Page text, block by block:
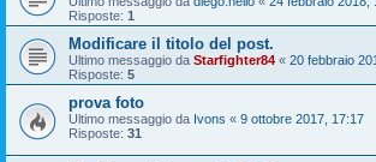
Risposte: 1
Modificare il titolo del post.
Ultimo messaggio da Starfighter84 « 20 febbraio
Risposte: 5
prova foto
Ultimo messaggio da Ivons « 9 ottobre 2017, 17:17
Risposte: 31